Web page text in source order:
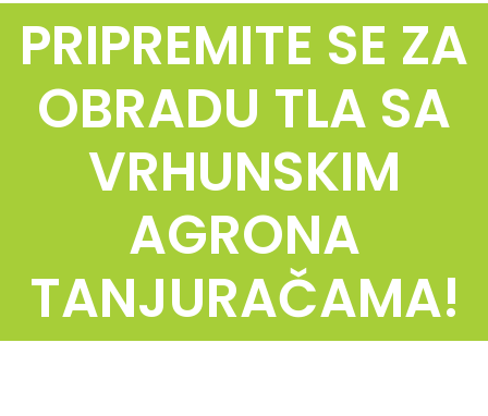
PRIPREMITE SE ZA
OBRADU TLA SA
VRHUNSKIM
AGRONA
TANJURAČAMA!